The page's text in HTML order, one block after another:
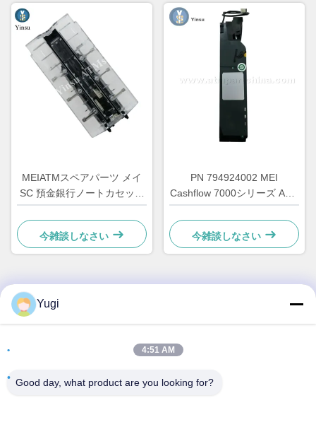
MEIATMスペアパーツ メイ
SC 預金銀行ノートカセット
1200ノートキャッシュボッ
クス 252219009 プッシャー
スタッカープレート MEI カ
セットスタッカーベースATM
今雑談しなさい
PN 794924002 MEI
Cashflow 7000シリーズ ATM
キオスク飲料スナックディス
トリビューター自動販売機用
CF7472 Cashflow コインチ
ェンジャー
今雑談しなさい
クイックコンタクト
ジアン地域産業公園 ベイジアオ町 フォシャン州 広東
Yugi
4:51 AM
Good day, what product are you looking for?